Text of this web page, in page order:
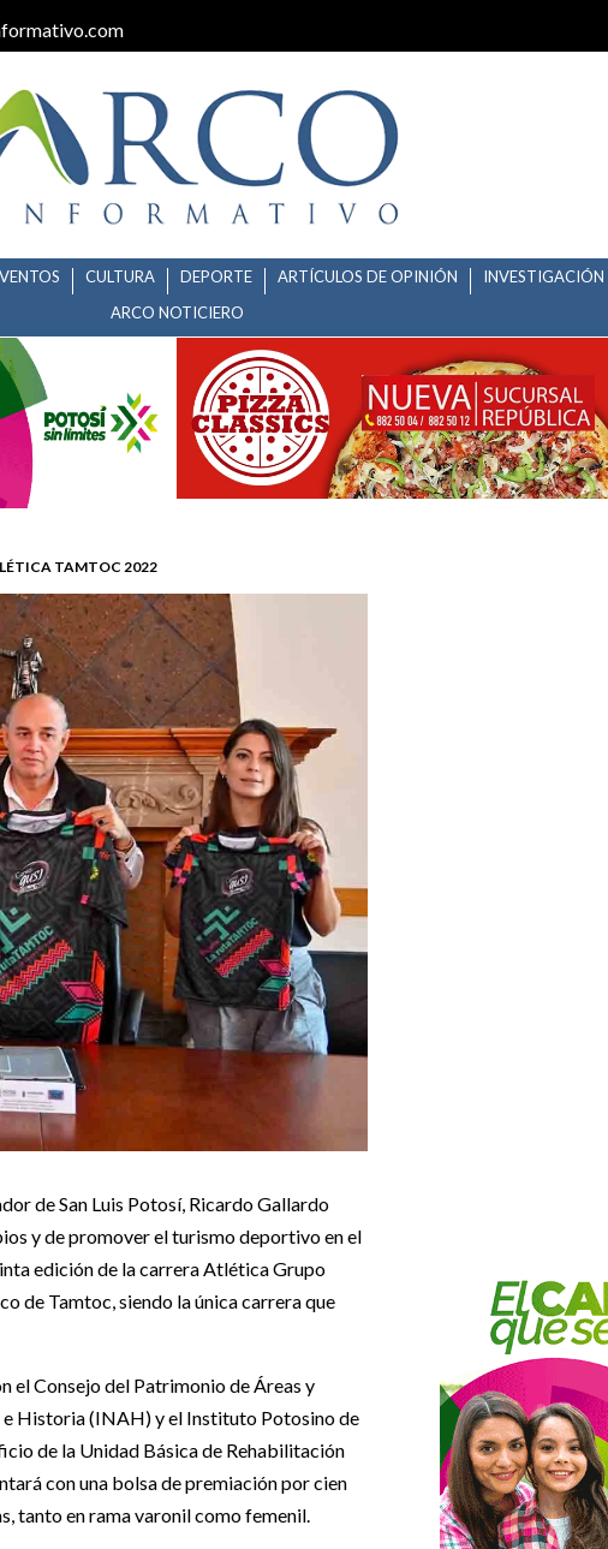
CULTURA DEPORTE ARTÍCULOS DE OPINIÓN
ARCO NOTICIERO
TAMTOC 2022
ATLÉTICA TAMTOC 2022
de San Luis Potosí, Ricardo Gallardo
y de promover el turismo deportivo en el
edición de la carrera Atlética Grupo
de Tamtoc, siendo la única carrera que
el Consejo del Patrimonio de Áreas y
Historia (INAH) y el Instituto Potosino de
de la Unidad Básica de Rehabilitación
con una bolsa de premiación por cien
tanto en rama varonil como femenil.